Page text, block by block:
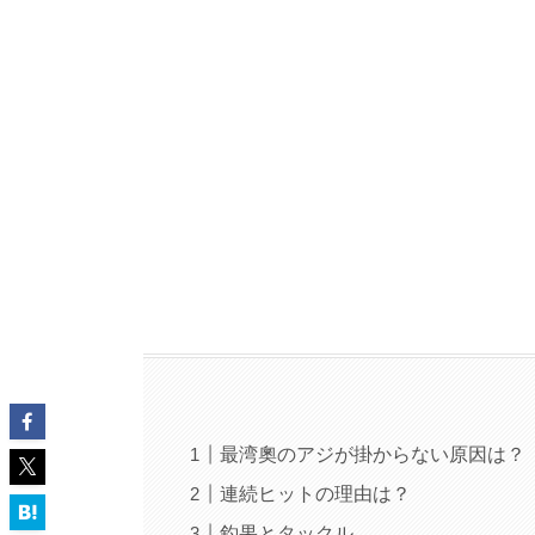
最湾奧のアジが掛からない原因は？
連続ヒットの理由は？